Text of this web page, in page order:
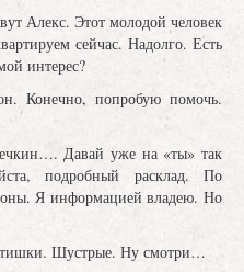
Алекс. Этот молодой человек
сейчас. Надолго. Есть
интерес?
Конечно, попробую помочь.
Давай уже на «ты» так
подробный расклад. По
Я информацией владею. Но
Шустрые. Ну смотри…